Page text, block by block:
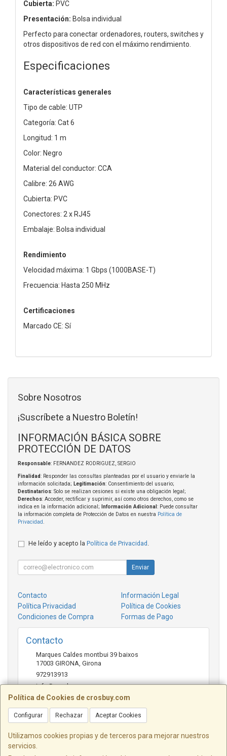
Cubierta: PVC
Presentación: Bolsa individual
Perfecto para conectar ordenadores, routers, switches y
otros dispositivos de red con el máximo rendimiento.
Especificaciones
Características generales
Tipo de cable: UTP
Categoría: Cat 6
Longitud: 1 m
Color: Negro
Material del conductor: CCA
Calibre: 26 AWG
Cubierta: PVC
Conectores: 2 x RJ45
Embalaje: Bolsa individual
Rendimiento
Velocidad máxima: 1 Gbps (1000BASE-T)
Frecuencia: Hasta 250 MHz
Certificaciones
Marcado CE: Sí
Política de Cookies de crosbuy.com
Configurar Rechazar Aceptar Cookies
Utilizamos cookies propias y de terceros para mejorar nuestros
servicios.
Sobre Nosotros
¡Suscríbete a Nuestro Boletín!
INFORMACIÓN BÁSICA SOBRE
PROTECCIÓN DE DATOS
Responsable: FERNANDEZ RODRIGUEZ, SERGIO
Finalidad: Responder las consultas planteadas por el usuario y enviarle la
información solicitada; Legitimación: Consentimiento del usuario;
Destinatarios: Solo se realizan cesiones si existe una obligación legal;
Derechos: Acceder, rectificar y suprimir, así como otros derechos, como se
indica en la información adicional;
Información Adicional : Puede consultar
la información completa de Protección de Datos en nuestra Política de
Privacidad
He leído y acepto la Política de Privacidad
Enviar
Contacto
Información Legal
Política Privacidad
Política de Cookies
Condiciones de Compra
Formas de Pago
Contacto
Marques Caldes montbui 39 baixos
17003 GIRONA Girona
972913913
info@crosbuy.com
Horario
de 10:00 a 13:30 y de 16:30 a 20:00